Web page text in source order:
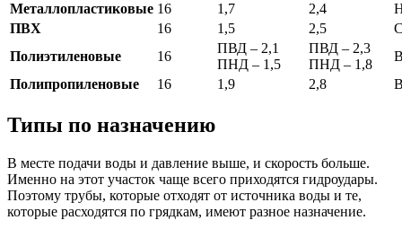
Металлопластиковые 16 1,7 2,4
ПВХ
16 1,5 2,5
Полиэтиленовые
16
ПВД – 2,1
ПНД – 1,5
ПВД – 2,3
ПНД – 1,8
Полипропиленовые
16 1,9 2,8
Типы по назначению
В месте подачи воды и давление выше, и скорость больше.
Именно на этот участок чаще всего приходятся гидроудары.
Поэтому трубы, которые отходят от источника воды и те,
которые расходятся по грядкам, имеют разное назначение.